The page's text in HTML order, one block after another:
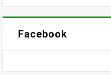
Facebook